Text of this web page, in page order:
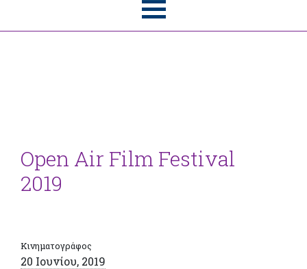
Open Air Film Festival
2019
Κινηματογράφος
20 Ιουνίου, 2019